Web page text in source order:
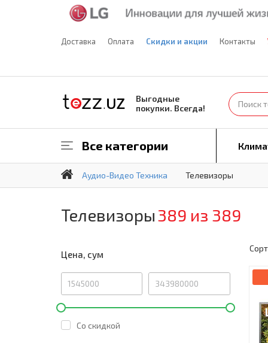
Доставка Оплата Скидки и акции Контакты
Выгодные
покупки. Всегда!
Все категории
Аудио-Видео Техника Телевизоры
Телевизоры389 из 389
Цена, сум
Со скидкой